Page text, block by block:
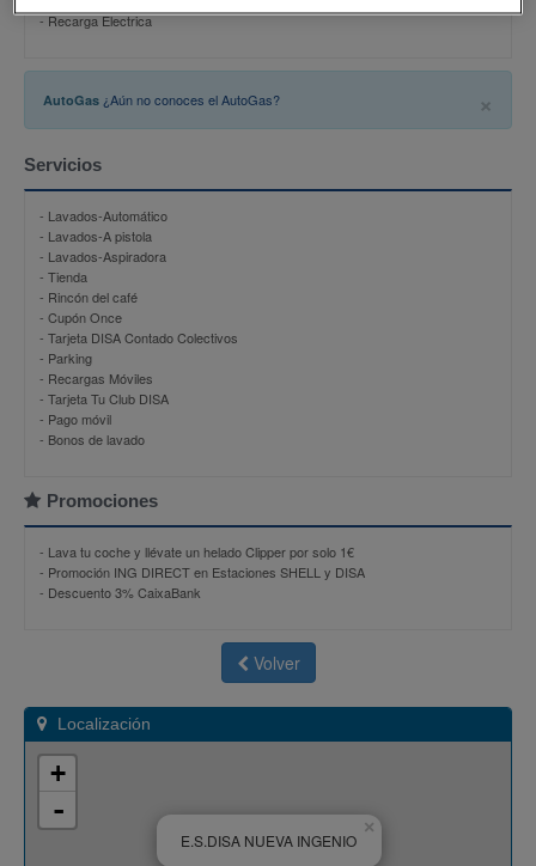
- Recarga Electrica
×
AutoGas ¿Aún no conoces el AutoGas?
Servicios
- Lavados-Automático
- Lavados-A pistola
- Lavados-Aspiradora
- Tienda
- Rincón del café
- Cupón Once
- Tarjeta DISA Contado Colectivos
- Parking
- Recargas Móviles
- Tarjeta Tu Club DISA
- Pago móvil
- Bonos de lavado
Promociones
- Lava tu coche y llévate un helado Clipper por solo 1€
- Promoción ING DIRECT en Estaciones SHELL y DISA
- Descuento 3% CaixaBank
Volver
Localización
×
E.S.DISA NUEVA INGENIO
+
-